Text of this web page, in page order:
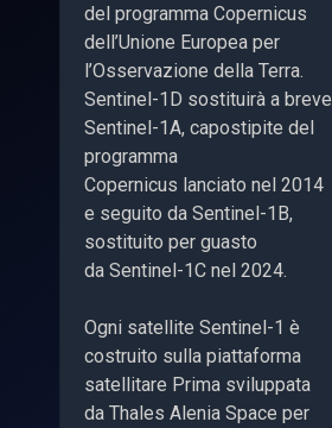
del programma Copernicus
dell’Unione Europea per
l’Osservazione della Terra.
Sentinel-1D sostituirà a breve
Sentinel-1A, capostipite del
programma
Copernicus lanciato nel 2014
e seguito da Sentinel-1B,
sostituito per guasto
da Sentinel-1C nel 2024.
Ogni satellite Sentinel-1 è
costruito sulla piattaforma
satellitare Prima sviluppata
da Thales Alenia Space per